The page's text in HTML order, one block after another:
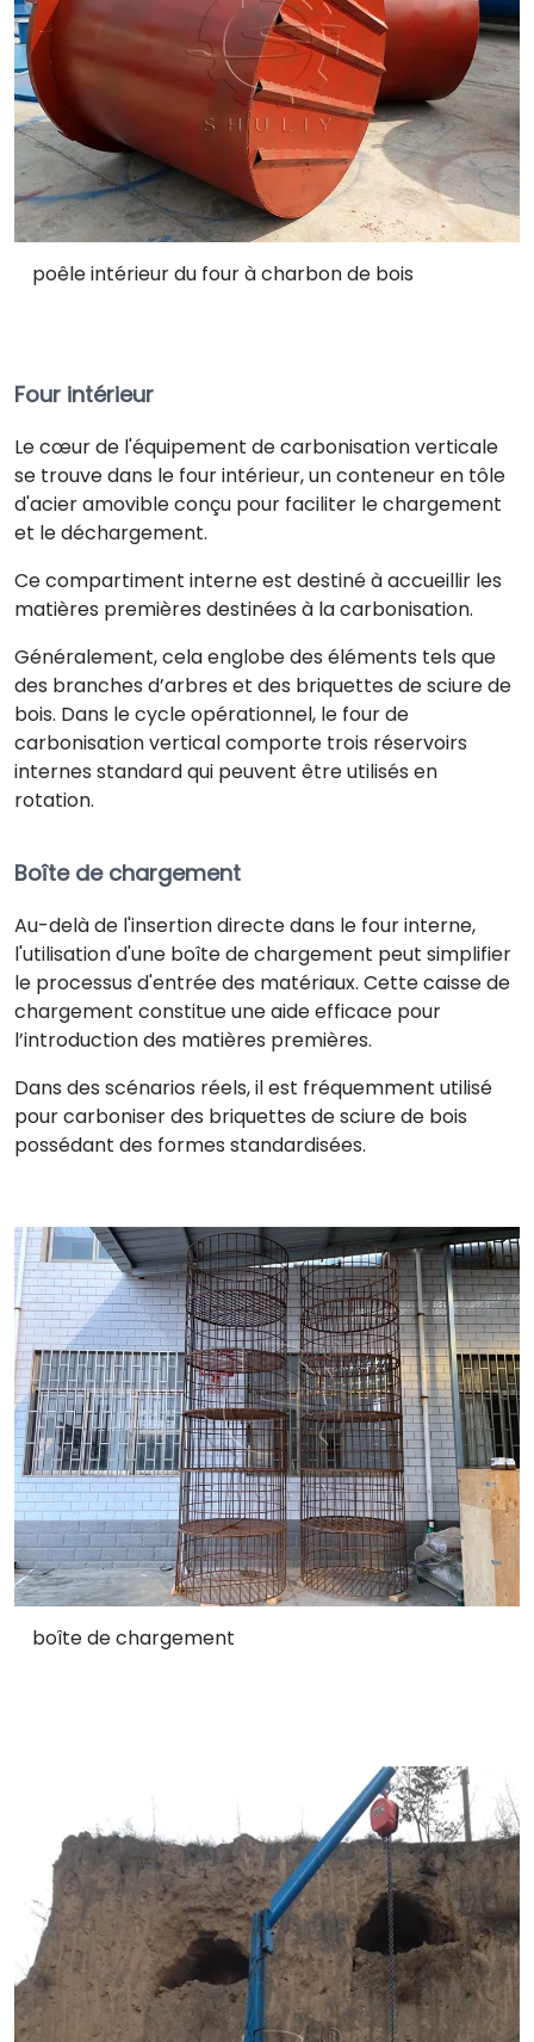
poêle intérieur du four à charbon de bois
Four intérieur
Le cœur de l'équipement de carbonisation verticale
se trouve dans le four intérieur, un conteneur en tôle
d'acier amovible conçu pour faciliter le chargement
et le déchargement.
Ce compartiment interne est destiné à accueillir les
matières premières destinées à la carbonisation.
Généralement, cela englobe des éléments tels que
des branches d’arbres et des briquettes de sciure de
bois. Dans le cycle opérationnel, le four de
carbonisation vertical comporte trois réservoirs
internes standard qui peuvent être utilisés en
rotation.
Boîte de chargement
Au-delà de l'insertion directe dans le four interne,
l'utilisation d'une boîte de chargement peut simplifier
le processus d'entrée des matériaux. Cette caisse de
chargement constitue une aide efficace pour
l’introduction des matières premières.
Dans des scénarios réels, il est fréquemment utilisé
pour carboniser des briquettes de sciure de bois
possédant des formes standardisées.
boîte de chargement